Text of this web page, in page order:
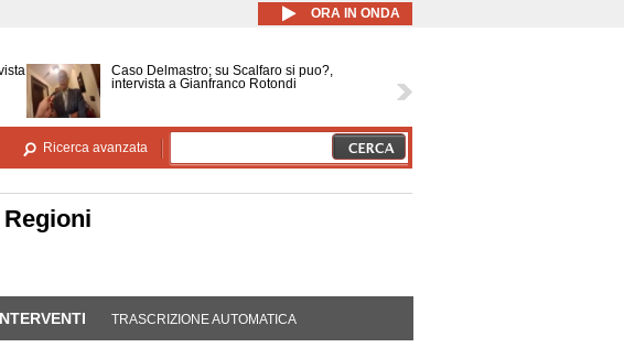
ORA IN ONDA
Caso Delmastro; su Scalfaro si puo?,
intervista a Gianfranco Rotondi
Ricerca avanzata
(SCHEDA ATTIVA)
TRASCRIZIONE AUTOMATICA